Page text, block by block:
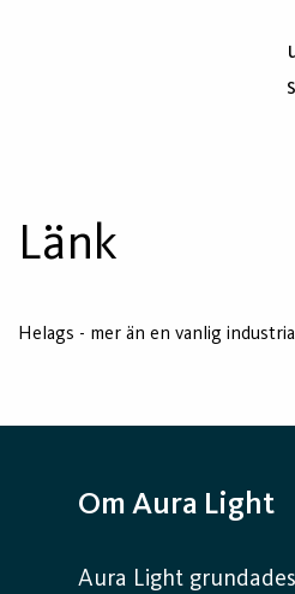
Länk
Helags - mer än en vanlig
Om Aura Light
Aura Light